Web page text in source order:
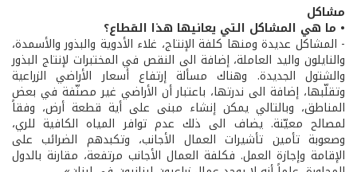
مشاكل
• ما هي المشاكل التي يعانيها هذا القطاع؟
- المشاكل عديدة ومنها كلفة الإنتاج، غلاء الأدوية والبذور والأسمدة،
والنايلون واليد العاملة، إضافة الى النقص في المختبرات لإنتاج البذور
والشتول الجديدة. وهناك مسألة إرتفاع أسعار الأراضي الزراعية
وتقلّبها، إضافة الى ندرتها، باعتبار أن الأراضي غير مصنّفة في بعض
المناطق، وبالتالي يمكن إنشاء مبنى على أية قطعة أرض، وفقاً
لمصالح معيّنة. يضاف الى ذلك عدم توافر المياه الكافية للري،
وصعوبة تأمين تأشيرات العمال الأجانب، وتكبدهم الضرائب على
الإقامة وإجازة العمل. فكلفة العمال الأجانب مرتفعة، مقارنة بالدول